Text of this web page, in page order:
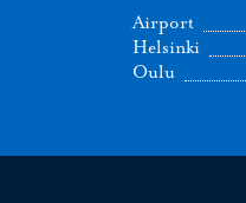
Airport
Helsinki
Oulu